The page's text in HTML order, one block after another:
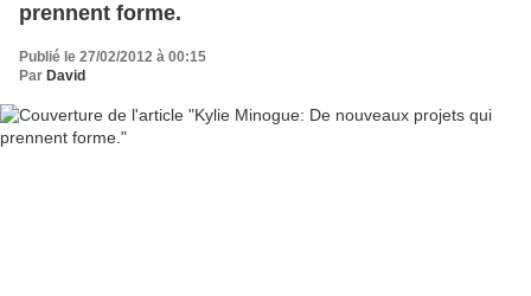
prennent forme.
Publié le 27/02/2012 à 00:15
Par David